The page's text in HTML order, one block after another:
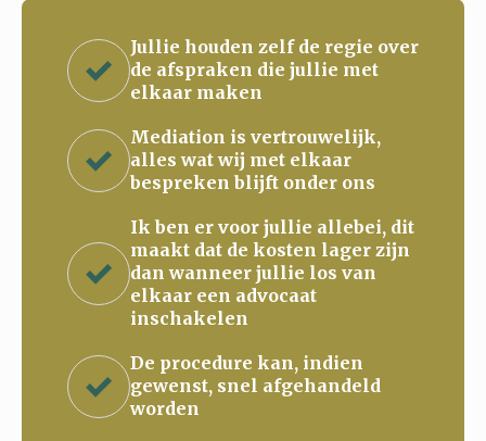
Jullie houden zelf de regie over
de afspraken die jullie met
elkaar maken
Mediation is vertrouwelijk,
alles wat wij met elkaar
bespreken blijft onder ons
Ik ben er voor jullie allebei, dit
maakt dat de kosten lager zijn
dan wanneer jullie los van
elkaar een advocaat
inschakelen
De procedure kan, indien
gewenst, snel afgehandeld
worden